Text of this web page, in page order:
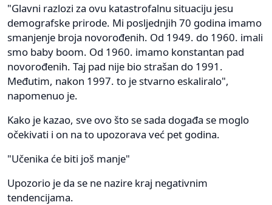
"Glavni razlozi za ovu katastrofalnu situaciju jesu
demografske prirode. Mi posljednjih 70 godina imamo
smanjenje broja novorođenih. Od 1949. do 1960. imali
smo baby boom. Od 1960. imamo konstantan pad
novorođenih. Taj pad nije bio strašan do 1991.
Međutim, nakon 1997. to je stvarno eskaliralo",
napomenuo je.
Kako je kazao, sve ovo što se sada događa se moglo
očekivati i on na to upozorava već pet godina.
"Učenika će biti još manje"
Upozorio je da se ne nazire kraj negativnim
tendencijama.